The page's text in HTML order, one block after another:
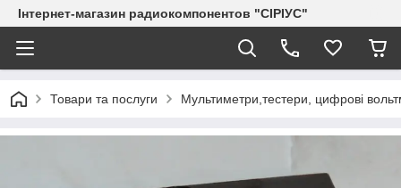
Інтернет-магазин радиокомпонентов "СІРІУС"
Товари та послуги Мультиметри,тестери, цифрові